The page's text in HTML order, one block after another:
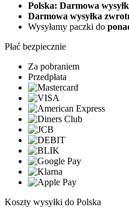
Polska: Darmowa
Darmowa wysyłka
Wysyłamy paczki do
Płać bezpiecznie
Za pobraniem
Przedpłata
Koszty wysyłki do Polska